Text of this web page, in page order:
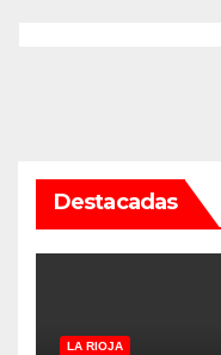
Destacadas
LA RIOJA